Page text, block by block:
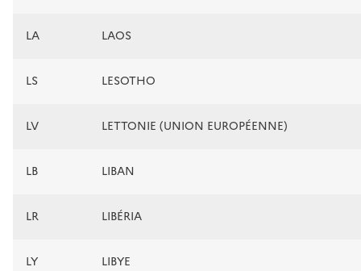
LA LAOS
LS LESOTHO
LV LETTONIE (UNION EUROPÉENNE)
LB LIBAN
LR LIBÉRIA
LY LIBYE